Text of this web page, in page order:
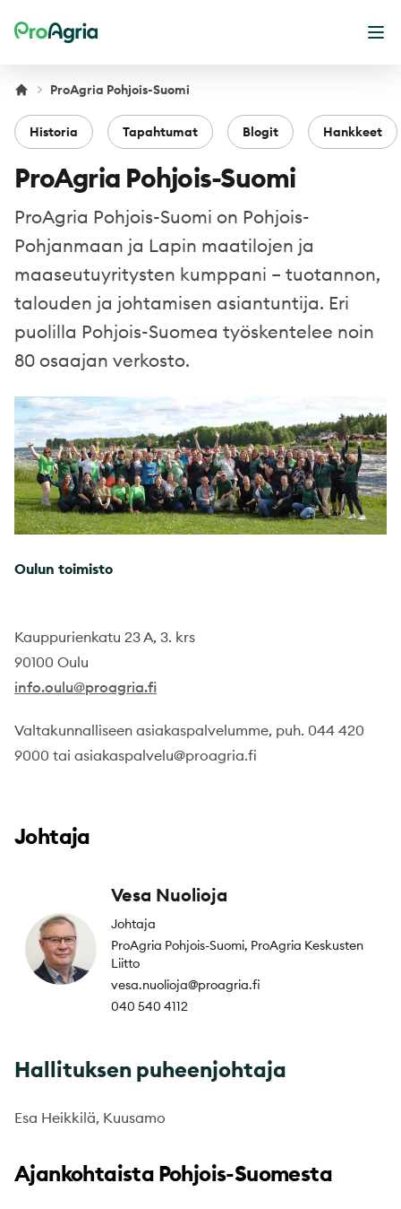
ProAgria
ProAgria Pohjois-Suomi
Historia Tapahtumat Blogit Hankkeet
ProAgria Pohjois-Suomi
ProAgria Pohjois-Suomi on Pohjois-
Pohjanmaan ja Lapin maatilojen ja
maaseutuyritysten kumppani – tuotannon,
talouden ja johtamisen asiantuntija. Eri
puolilla Pohjois-Suomea työskentelee noin
80 osaajan verkosto.
Oulun toimisto
Kauppurienkatu 23 A, 3. krs
90100 Oulu
info.oulu@proagria.fi
Valtakunnalliseen asiakaspalvelumme, puh. 044 420
9000 tai asiakaspalvelu@proagria.fi
Johtaja
Vesa Nuolioja
Johtaja
ProAgria Pohjois-Suomi, ProAgria Keskusten
Liitto
vesa.nuolioja@proagria.fi
040 540 4112
Hallituksen puheenjohtaja
Esa Heikkilä, Kuusamo
Ajankohtaista Pohjois-Suomesta